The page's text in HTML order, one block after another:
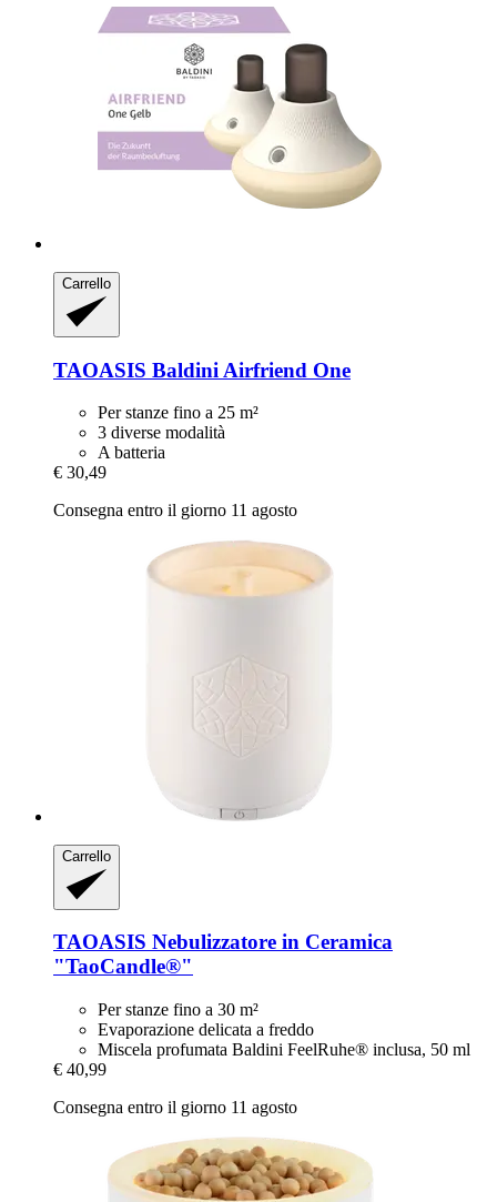
Carrello
TAOASIS Baldini Airfriend One
Per stanze fino a 25 m²
3 diverse modalità
A batteria
€ 30,49
Consegna entro il giorno 11 agosto
Carrello
TAOASIS Nebulizzatore in Ceramica
"TaoCandle®"
Per stanze fino a 30 m²
Evaporazione delicata a freddo
Miscela profumata Baldini FeelRuhe® inclusa, 50 ml
€ 40,99
Consegna entro il giorno 11 agosto